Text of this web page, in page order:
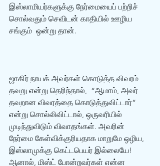
இஸ்லாமியர்களுக்கு நேர்மையைப் பற்றிச்
சொல்வதும் செவிடன் காதியில் ஊழிய
சங்கும்  ஒன்று தான்.
ஜாகிர் நாயக் அவர்கள் கொடுத்த விவரம்
தவறு என்று தெரிந்தால்,  “ஆமாம், அவர்
தவறான விவரத்தை கொடுத்துவிட்டார்”
என்று சொல்லிவிட்டால், ஒருவரியில்
முடிந்துவிடும் விவாதங்கள். அவரின்
நேர்மை கேள்விக்குரியதாக மாறுமே ஒழிய,
இஸ்லாமுக்கு கெட்டபெயர் இல்லையே!
ஆனால், மிஸ்ட் போன்றவர்கள் என்ன